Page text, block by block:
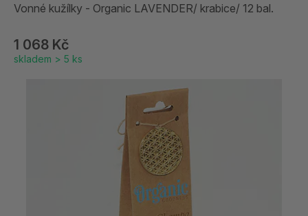
Vonné kužílky - Organic LAVENDER/ krabice/ 12 bal.
1 068 Kč
skladem > 5 ks